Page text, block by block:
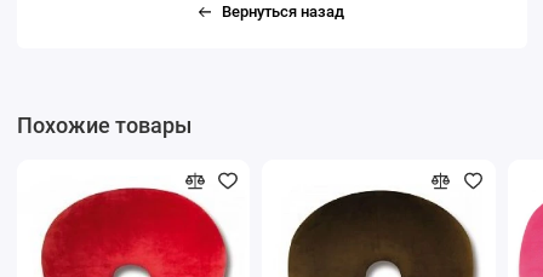
Вернуться назад
Похожие товары